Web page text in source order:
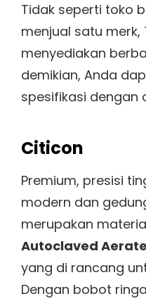
Tidak seperti toko
menjual satu merk,
menyediakan
demikian, Anda
spesifikasi dengan
Citicon
Premium, presisi
modern dan
merupakan
Autoclaved
yang di rancang
Dengan bobot